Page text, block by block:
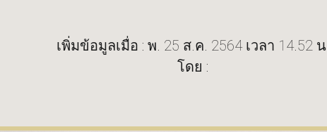
เพิ่มข้อมูลเมื่อ : พ. 25 ส.ค. 2564 เวลา 14.52 น.
โดย :